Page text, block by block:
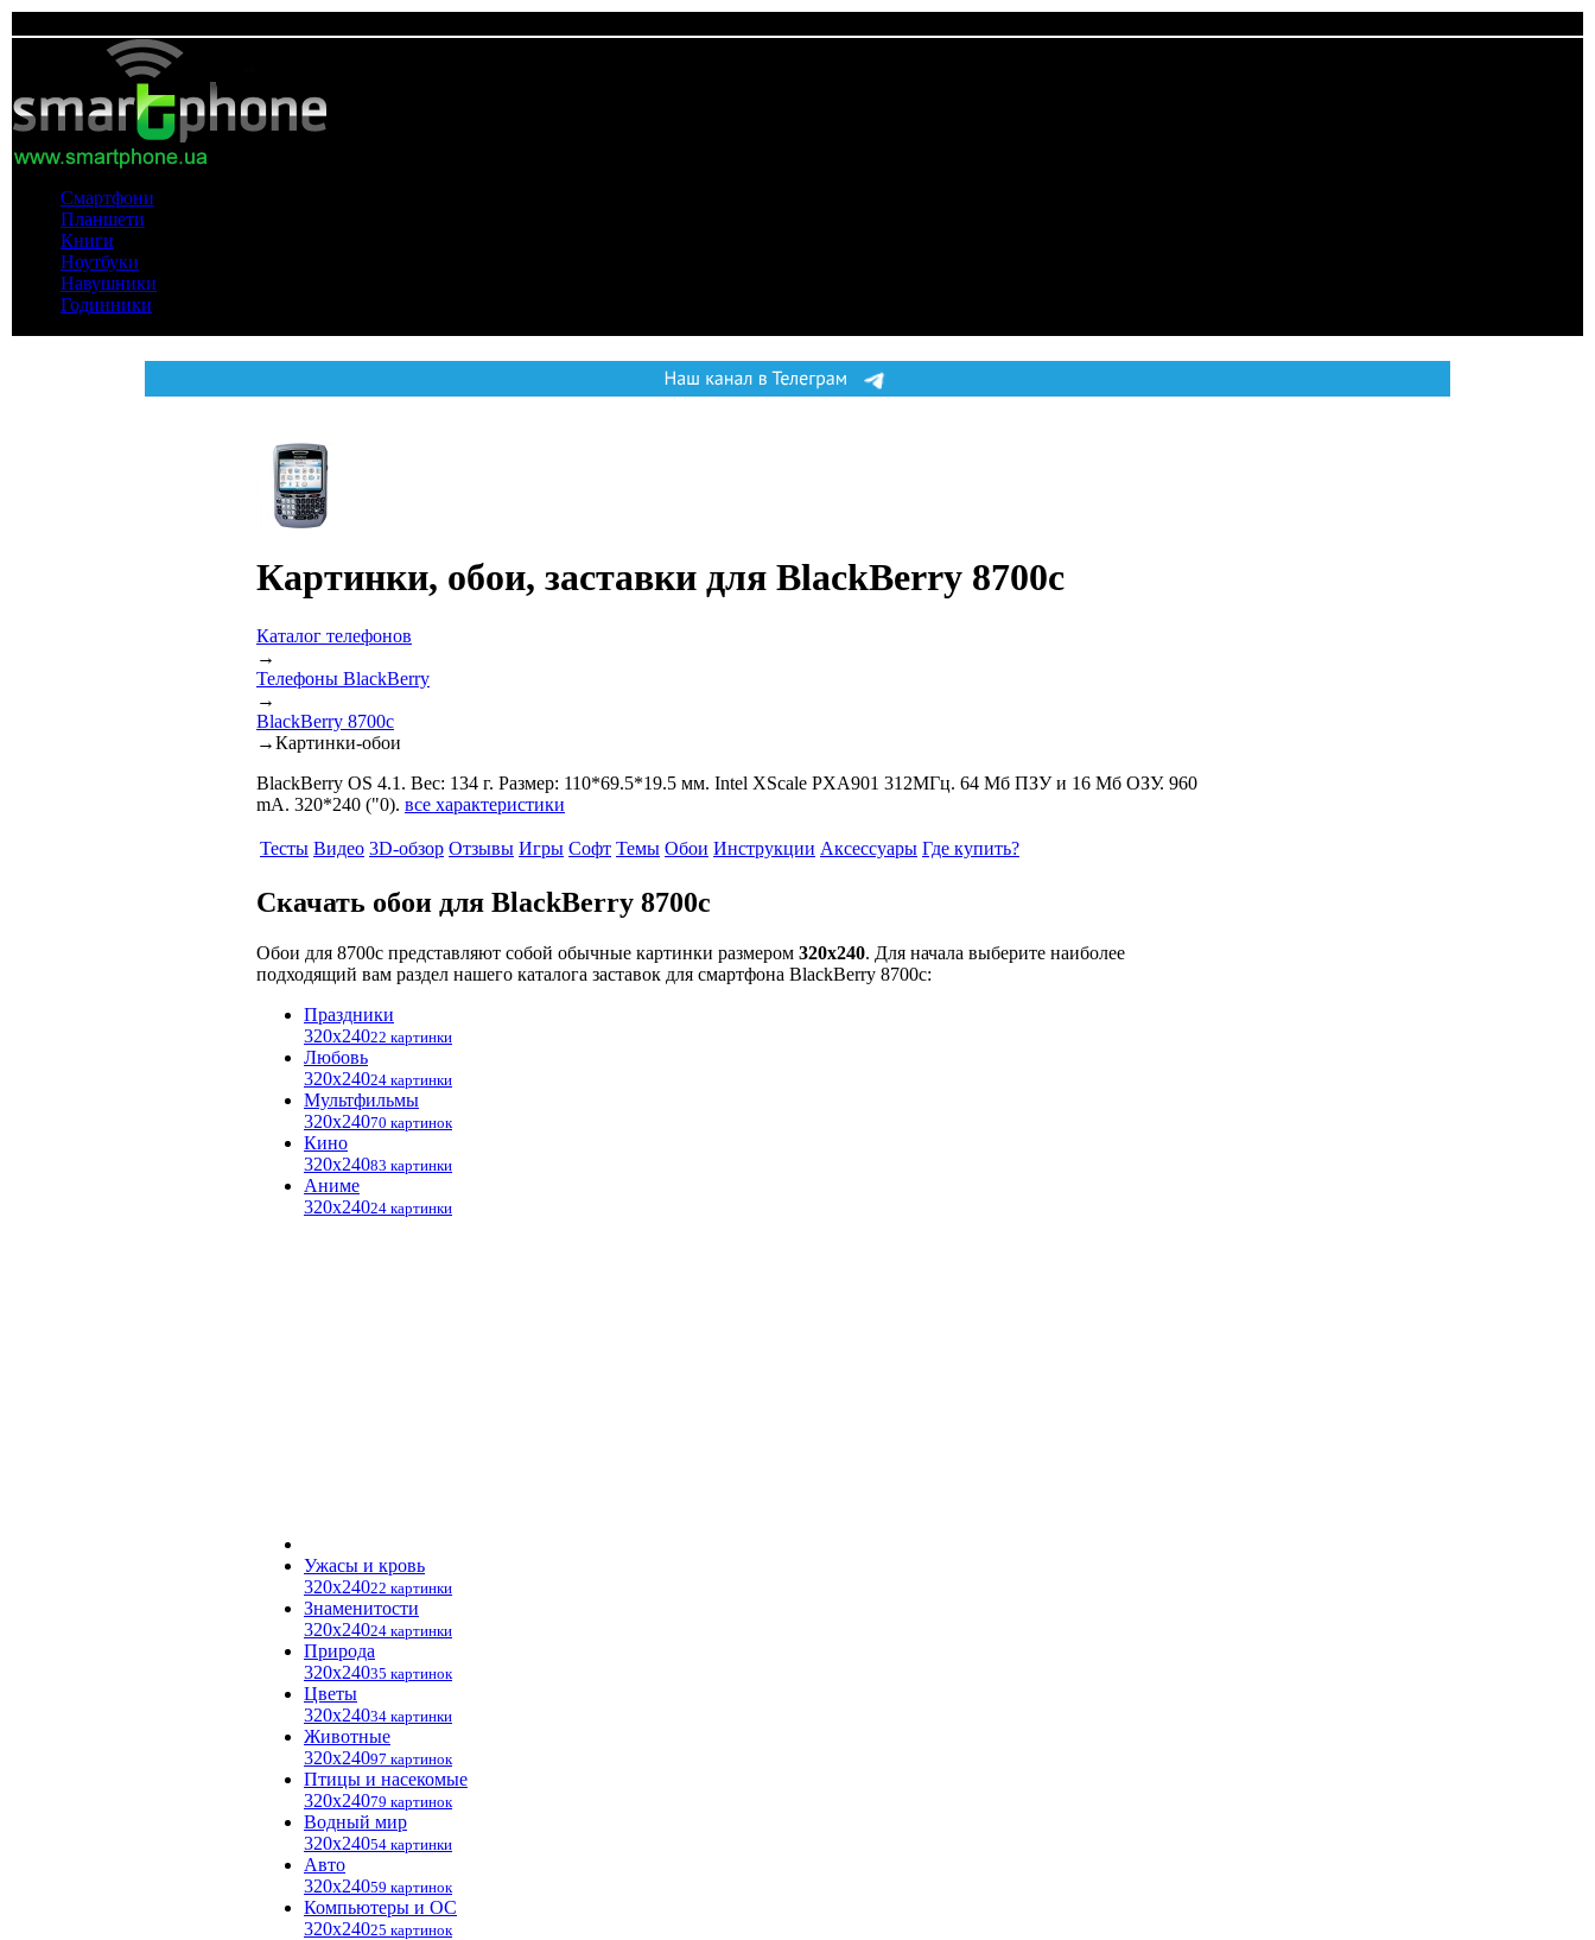
Смартфони
Планшети
Книги
Ноутбуки
Навушники
Годинники
Картинки, обои, заставки для BlackBerry 8700c
Каталог телефонов
→
Телефоны BlackBerry
→
BlackBerry 8700c
→Картинки-обои
BlackBerry OS 4.1. Вес: 134 г. Размер: 110*69.5*19.5 мм. Intel XScale PXA901 312МГц. 64 Мб ПЗУ и 16 Мб ОЗУ. 960
mA. 320*240 ("0). все характеристики
Тесты Видео 3D-обзор Отзывы Игры Софт Темы Обои Инструкции Аксессуары Где купить?
Скачать обои для BlackBerry 8700c
Обои для 8700c представляют собой обычные картинки размером 320x240. Для начала выберите наиболее
подходящий вам раздел нашего каталога заставок для смартфона BlackBerry 8700c:
Праздники
320x24022 картинки
Любовь
320x24024 картинки
Мультфильмы
320x24070 картинок
Кино
320x24083 картинки
Аниме
320x24024 картинки
Ужасы и кровь
320x24022 картинки
Знаменитости
320x24024 картинки
Природа
320x24035 картинок
Цветы
320x24034 картинки
Животные
320x24097 картинок
Птицы и насекомые
320x24079 картинок
Водный мир
320x24054 картинки
Авто
320x24059 картинок
Компьютеры и ОС
320x24025 картинок